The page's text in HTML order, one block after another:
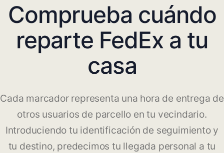
Comprueba cuándo
reparte FedEx a tu
casa
Cada marcador representa una hora de entrega de
otros usuarios de parcello en tu vecindario.
Introduciendo tu identificación de seguimiento y
tu destino, predecimos tu llegada personal a tu